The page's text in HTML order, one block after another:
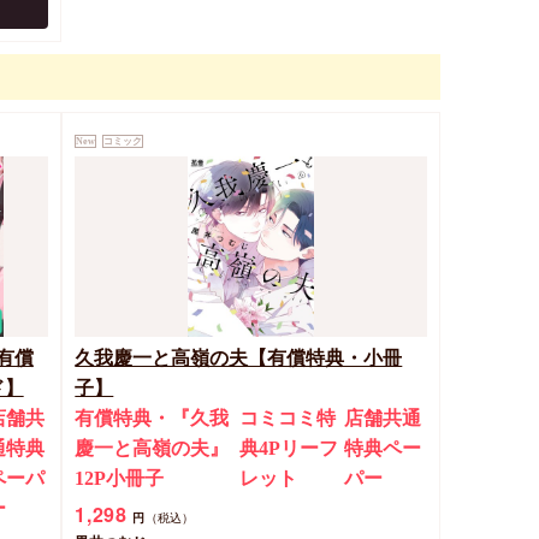
償
舗共
特典
ーパ
New コミック
久我慶一と高嶺の夫【有償特典・小冊
子】
有償特典・『久我
慶一と高嶺の夫』
12P小冊子
コミコミ特
典4Pリーフ
レット
店舗共通
特典ペー
パー
1,298 円 （税込）